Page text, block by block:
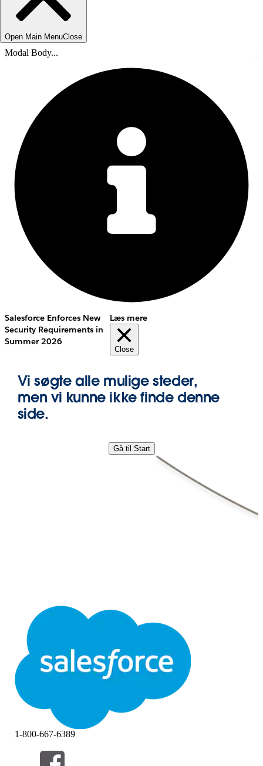
Open Main MenuClose
Modal Body...
Salesforce Enforces New
Security Requirements in
Summer 2026
Læs mere
Close
Vi søgte alle mulige steder,
men vi kunne ikke finde denne
side.
Gå til Start
1-800-667-6389